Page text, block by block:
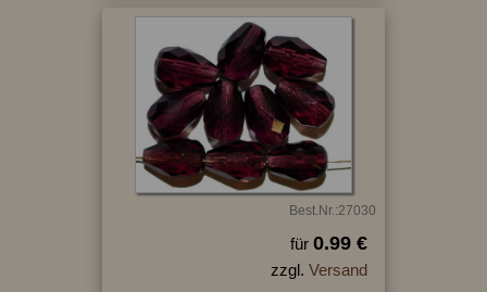
Best.Nr.:27030
für 0.99 €
zzgl. Versand